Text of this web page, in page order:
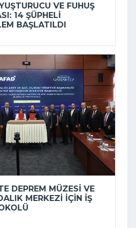
VE FUHUŞ
14 ŞÜPHELI
BAŞLATILDI
DEPREM MÜZESI VE
MERKEZI IÇIN IŞ